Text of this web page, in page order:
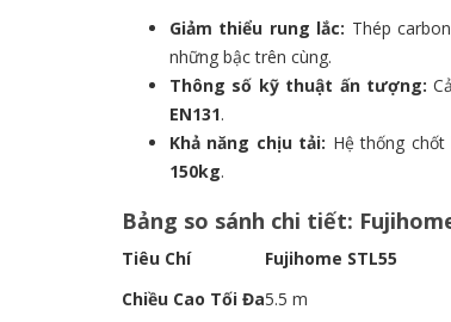
Giảm thiểu rung lắc: Thép
những bậc trên cùng.
Thông số kỹ thuật ấn tượng:
EN131.
Khả năng chịu tải: Hệ thống
150kg.
Bảng so sánh chi tiết:
Tiêu Chí Fujihome STL55
Chiều Cao Tối Đa5.5 m